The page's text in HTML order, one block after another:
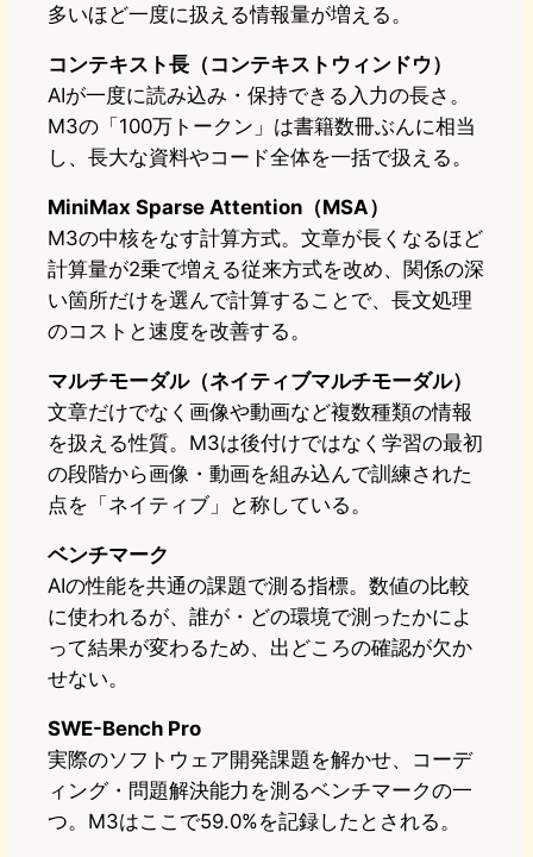
多いほど一度に扱える情報量が増える。
コンテキスト長（コンテキストウィンドウ）
AIが一度に読み込み・保持できる入力の長さ。
M3の「100万トークン」は書籍数冊ぶんに相当
し、長大な資料やコード全体を一括で扱える。
MiniMax Sparse Attention（MSA）
M3の中核をなす計算方式。文章が長くなるほど
計算量が2乗で増える従来方式を改め、関係の深
い箇所だけを選んで計算することで、長文処理
のコストと速度を改善する。
マルチモーダル（ネイティブマルチモーダル）
文章だけでなく画像や動画など複数種類の情報
を扱える性質。M3は後付けではなく学習の最初
の段階から画像・動画を組み込んで訓練された
点を「ネイティブ」と称している。
ベンチマーク
AIの性能を共通の課題で測る指標。数値の比較
に使われるが、誰が・どの環境で測ったかによ
って結果が変わるため、出どころの確認が欠か
せない。
SWE-Bench Pro
実際のソフトウェア開発課題を解かせ、コーデ
ィング・問題解決能力を測るベンチマークの一
つ。M3はここで59.0%を記録したとされる。